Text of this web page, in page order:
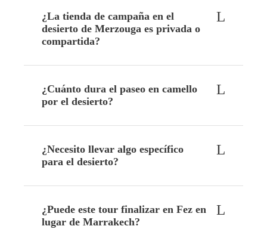
¿La tienda de campaña en el
desierto de Merzouga es privada o
compartida?
¿Cuánto dura el paseo en camello
por el desierto?
¿Necesito llevar algo específico
para el desierto?
¿Puede este tour finalizar en Fez en
lugar de Marrakech?